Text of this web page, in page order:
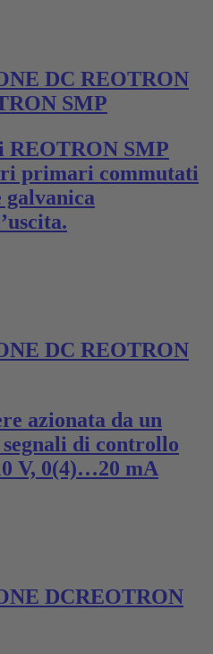
DC REOTRON
SMP
SMP
primari commutati
galvanica
DC REOTRON
azionata da un
di controllo
V, 0(4)…20 mA
DCREOTRON